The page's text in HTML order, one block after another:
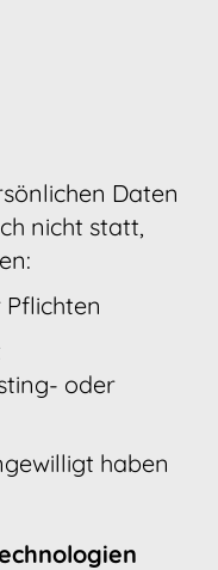
Daten
nicht statt,
oder
haben